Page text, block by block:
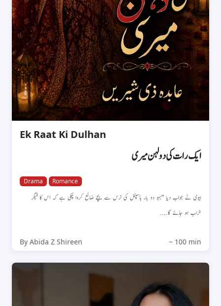
Ek Raat Ki Dulhan
ایک رات کی دولہن میری
Drama Romance
بیوی نے جواب دیا "بہو دو بار ہاسپٹل کی نرس سے بچے ضائع کروا چکی ہے کہ اس کا فیگر
خراب ہو جائے گا....
By Abida Z Shireen ~ 100 min